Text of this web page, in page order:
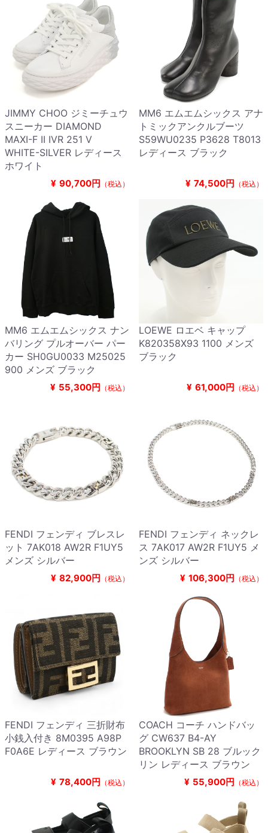
JIMMY CHOO ジミーチュウ
スニーカー DIAMOND
MAXI-F II IVR 251 V
WHITE-SILVER レディース
ホワイト
¥ 90,700円 （税込）
MM6 エムエムシックス アナ
トミックアンクルブーツ
S59WU0235 P3628 T8013
レディース ブラック
¥ 74,500円 （税込）
MM6 エムエムシックス ナン
バリング プルオーバー パー
カー SH0GU0033 M25025
900 メンズ ブラック
¥ 55,300円 （税込）
LOEWE ロエベ キャップ
K820358X93 1100 メンズ
ブラック
¥ 61,000円 （税込）
FENDI フェンディ ブレスレ
ット 7AK018 AW2R F1UY5
メンズ シルバー
¥ 82,900円 （税込）
FENDI フェンディ ネックレ
ス 7AK017 AW2R F1UY5 メ
ンズ シルバー
¥ 106,300円 （税込）
FENDI フェンディ 三折財布
小銭入付き 8M0395 A98P
F0A6E レディース ブラウン
¥ 78,400円 （税込）
COACH コーチ ハンドバッ
グ CW637 B4-AY
BROOKLYN SB 28 ブルック
リン レディース ブラウン
¥ 55,900円 （税込）